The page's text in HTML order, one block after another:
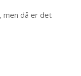
men då er det